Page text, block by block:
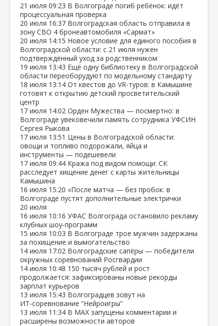
21 июля 09:23 В Волгограде погиб ребёнок: идёт
процессуальная проверка
20 июля 16:37 Волгоградская область отправила в
зону СВО 4 бронеавтомобиля «Сармат»
20 июля 14:15 Новое условие для единого пособия в
Волгоградской области: с 21 июля нужен
подтверждённый уход за родственником
19 июля 13:43 Ещё одну библиотеку в Волгоградской
области переоборудуют по модельному стандарту
18 июля 13:14 От квестов до VR‑туров: в Камышине
готовят к открытию детский просветительский
центр
17 июля 14:02 Орден Мужества — посмертно: в
Волгограде увековечили память сотрудника УФСИН
Сергея Рыкова
17 июля 13:51 Цены в Волгоградской области:
овощи и топливо подорожали, яйца и
инструменты — подешевели
17 июля 09:44 Кража под видом помощи: СК
расследует хищение денег с карты жительницы
Камышина
16 июля 15:20 «После матча — без пробок: в
Волгограде пустят дополнительные электрички
20 июля
16 июля 10:16 УФАС Волгограда остановило рекламу
клубных шоу‑программ
15 июля 10:03 В Волгограде трое мужчин задержаны
за похищение и вымогательство
14 июля 17:02 Волгоградские сапёры — победители
окружных соревнований Росгвардии
14 июля 10:48 150 тысяч рублей и рост
продолжается: зафиксированы новые рекорды
зарплат курьеров
13 июля 15:43 Волгоградцев зовут на
ИТ‑соревнование “Нейроигры”
13 июля 11:34 В МАХ запущены комментарии и
расширены возможности авторов